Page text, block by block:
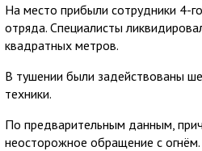
На место прибыли сотрудники 4-
отряда. Специалисты
квадратных метров.
В тушении были задействованы
техники.
По предварительным данным,
неосторожное обращение с огнём.